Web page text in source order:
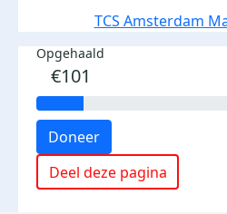
TCS Amsterdam
Opgehaald
€101
Doneer
Deel deze pagina